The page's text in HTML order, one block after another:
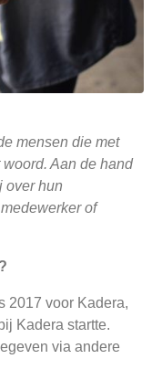
mensen die met
Aan de hand
over hun
of
2017 voor Kadera,
Kadera startte.
via andere